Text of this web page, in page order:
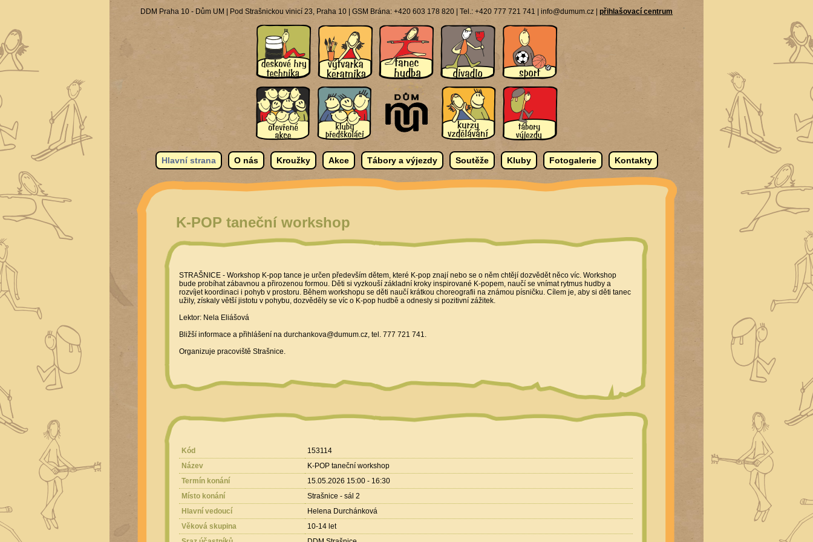
DDM Praha 10 - Dům UM | Pod Strašnickou vinicí 23, Praha 10 | GSM Brána: +420 603 178 820 | Tel.: +420 777 721 741 | info@dumum.cz | přihlašovací centrum
Hlavní strana O nás Kroužky Akce Tábory a výjezdy Soutěže Kluby Fotogalerie Kontakty
K-POP taneční workshop
STRAŠNICE - Workshop K-pop tance je určen především dětem, které K-pop znají nebo se o něm chtějí dozvědět něco víc. Workshop
bude probíhat zábavnou a přirozenou formou. Děti si vyzkouší základní kroky inspirované K-popem, naučí se vnímat rytmus hudby a
rozvíjet koordinaci i pohyb v prostoru. Během workshopu se děti naučí krátkou choreografii na známou písničku. Cílem je, aby si děti tanec
užily, získaly větší jistotu v pohybu, dozvěděly se víc o K-pop hudbě a odnesly si pozitivní zážitek.
Lektor: Nela Eliášová
Bližší informace a přihlášení na durchankova@dumum.cz, tel. 777 721 741.
Organizuje pracoviště Strašnice.
Kód
153114
Název
K-POP taneční workshop
Termín konání
15.05.2026 15:00 - 16:30
Místo konání
Strašnice - sál 2
Hlavní vedoucí
Helena Durchánková
Věková skupina
10-14 let